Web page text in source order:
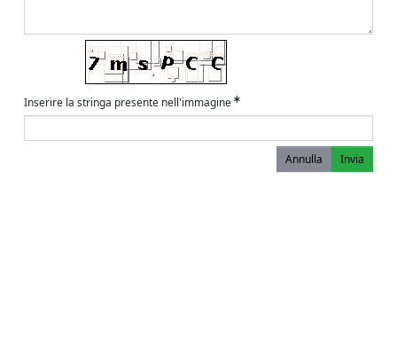
Inserire la stringa presente nell'immagine
Annulla Invia